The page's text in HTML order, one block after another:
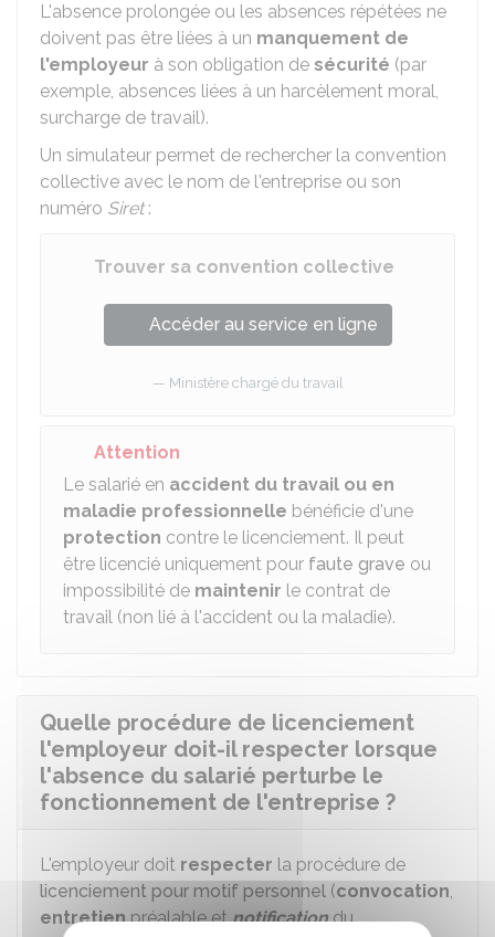
L'absence prolongée ou les absences répétées ne
doivent pas être liées à un manquement de
l'employeur à son obligation de sécurité (par
exemple, absences liées à un harcèlement moral,
surcharge de travail).
Un simulateur permet de rechercher la convention
collective avec le nom de l'entreprise ou son
numéro Siret:
Trouver sa convention collective
Accéder au service en ligne
Ministère chargé du travail
Attention
Le salarié en accident du travail ou en
maladie professionnelle bénéficie d'une
protection contre le licenciement. Il peut
être licencié uniquement pour faute grave ou
impossibilité de maintenir le contrat de
travail (non lié à l'accident ou la maladie).
Quelle procédure de licenciement
l'employeur doit-il respecter lorsque
l'absence du salarié perturbe le
fonctionnement de l'entreprise ?
L'employeur doit respecter la procédure de
licenciement pour motif personnel (convocation,
entretienpréalable etnotificationdu